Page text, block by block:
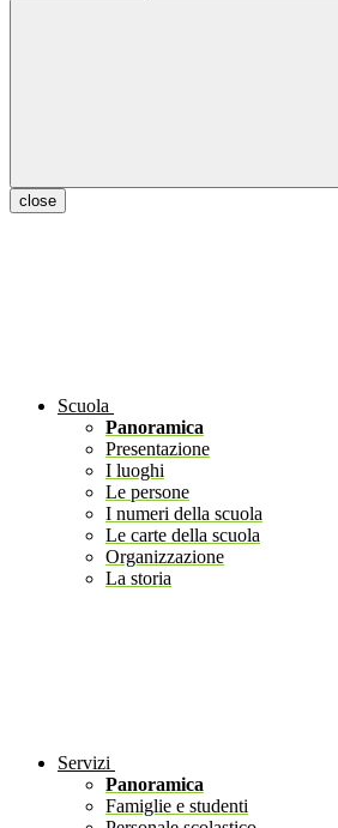
close
Scuola
Panoramica
Presentazione
I luoghi
Le persone
I numeri della scuola
Le carte della scuola
Organizzazione
La storia
Servizi
Panoramica
Famiglie e studenti